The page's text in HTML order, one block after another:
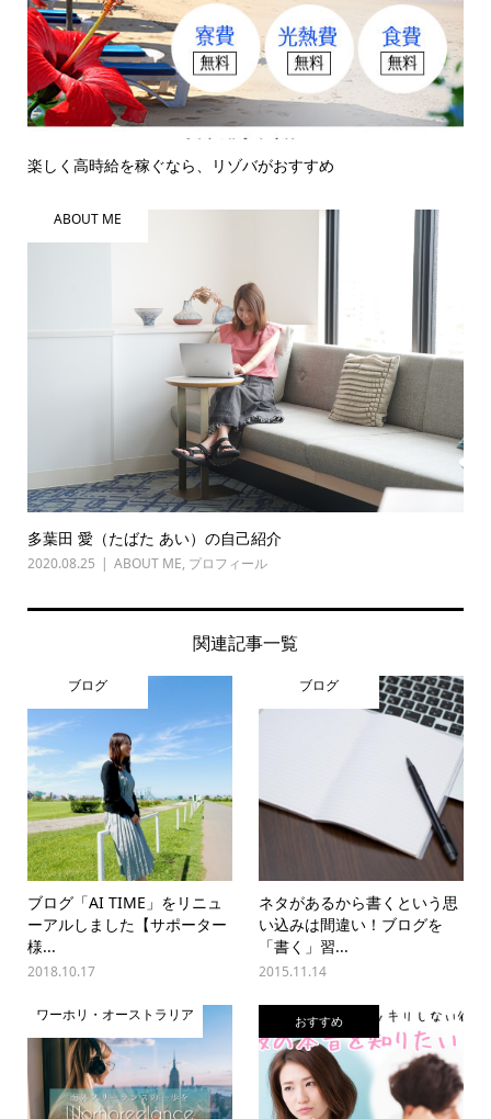
楽しく高時給を稼ぐなら、リゾバがおすすめ
ABOUT ME
多葉田 愛（たばた あい）の自己紹介
2020.08.25 ABOUT ME, プロフィール
関連記事一覧
ブログ
ブログ「AI TIME」をリニュ
ーアルしました【サポーター
様...
2018.10.17
ブログ
ネタがあるから書くという思
い込みは間違い！ブログを
「書く」習...
2015.11.14
ワーホリ・オーストラリア おすすめ